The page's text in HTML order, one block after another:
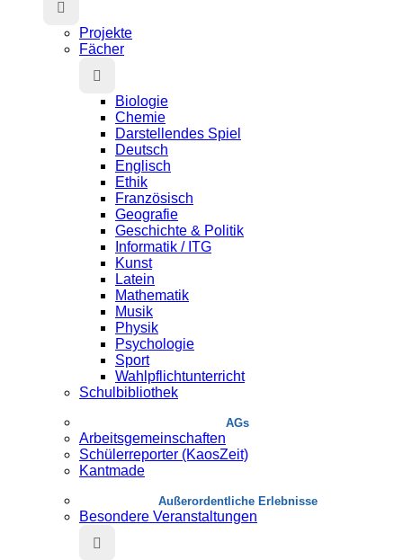
Projekte
Fächer
Biologie
Chemie
Darstellendes Spiel
Deutsch
Englisch
Ethik
Französisch
Geografie
Geschichte & Politik
Informatik / ITG
Kunst
Latein
Mathematik
Musik
Physik
Psychologie
Sport
Wahlpflichtunterricht
Schulbibliothek
AGs
Arbeitsgemeinschaften
Schülerreporter (KaosZeit)
Kantmade
Au­ßer­or­dent­liche Erlebnisse
Besondere Veranstaltungen